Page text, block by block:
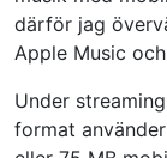
därför jag
Apple Music
Under
format